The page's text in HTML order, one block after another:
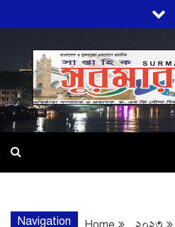
to
content
প্রতি মূহুর্তে সত্যের
Navigation